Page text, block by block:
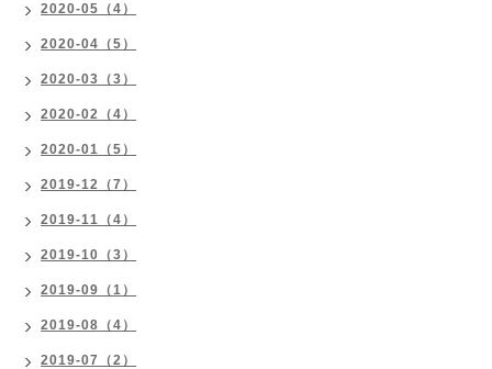
2020-05（4）
2020-04（5）
2020-03（3）
2020-02（4）
2020-01（5）
2019-12（7）
2019-11（4）
2019-10（3）
2019-09（1）
2019-08（4）
2019-07（2）